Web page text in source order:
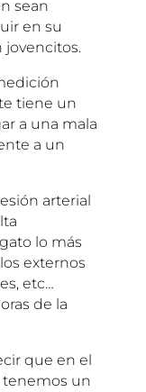
sean
en su
jovencitos.
tiene un
a una mala
a un
arterial
lo más
externos
etc…
de la
que en el
tenemos un